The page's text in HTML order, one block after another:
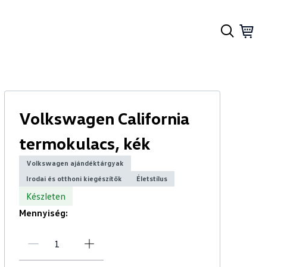
Volkswagen California
termokulacs, kék
Volkswagen ajándéktárgyak
Irodai és otthoni kiegészítők
Életstílus
Készleten
Mennyiség: